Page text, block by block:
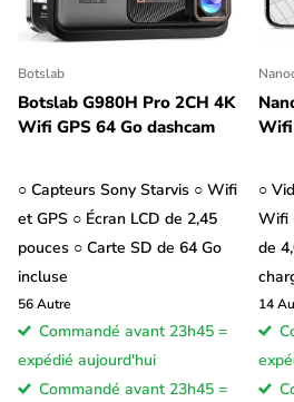
Botslab
Botslab G980H Pro 2CH 4K
Wifi GPS 64 Go dashcam
○ Capteurs Sony Starvis ○ Wifi
et GPS ○ Écran LCD de 2,45
pouces ○ Carte SD de 64 Go
incluse
56Autre
Commandé avant 23h45 =
expédié aujourd'hui
Commandé avant 23h45 =
Wifi
○
Wifi
de
14